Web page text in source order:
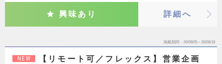
興味あり 詳細へ
掲載期間 26/08/05～26/08/18
NEW
【リモート可／フレックス】営業企画